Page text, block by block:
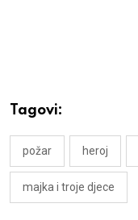
Tagovi:
požar heroj
majka i troje djece